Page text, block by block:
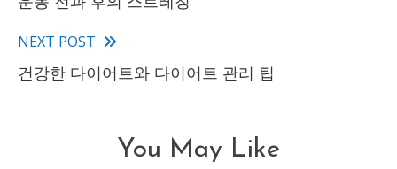
more
articles
NEXT POST
건강한 다이어트와 다이어트 관리 팁
You May Like